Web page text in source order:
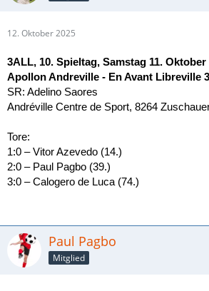
12. Oktober 2025
3ALL, 10. Spieltag, Samstag 11. Oktober
Apollon Andreville - En Avant Libreville
SR: Adelino Saores
Andréville Centre de Sport, 8264
Tore:
1:0 – Vitor Azevedo (14.)
2:0 – Paul Pagbo (39.)
3:0 – Calogero de Luca (74.)
Paul Pagbo
Mitglied